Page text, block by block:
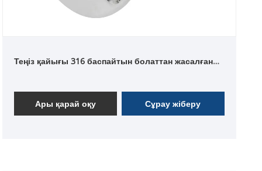
Теңіз қайығы 316 баспайтын болаттан жасалған
Ары қарай оқу Сұрау жіберу